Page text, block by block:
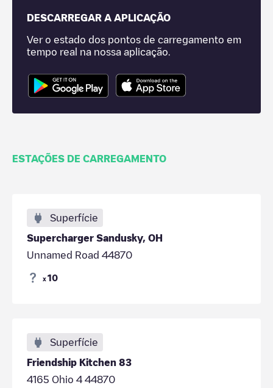
DESCARREGAR A APLICAÇÃO
Ver o estado dos pontos de carregamento em
tempo real na nossa aplicação.
ESTAÇÕES DE CARREGAMENTO
Superfície
Supercharger Sandusky, OH
Unnamed Road 44870
x 10
Superfície
Friendship Kitchen 83
4165 Ohio 4 44870